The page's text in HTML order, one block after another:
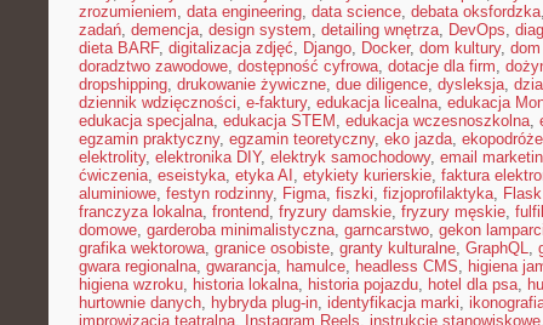
zrozumieniem, data engineering, data science, debata oksfordzka
zadań, demencja, design system, detailing wnętrza, DevOps,
dieta BARF, digitalizacja zdjęć, Django, Docker, dom kultury,
doradztwo zawodowe, dostępność cyfrowa, dotacje dla firm,
dropshipping, drukowanie żywiczne, due diligence, dysleksja,
dziennik wdzięczności, e-faktury, edukacja licealna, edukacja
edukacja specjalna, edukacja STEM , edukacja wczesnoszkolna,
egzamin praktyczny, egzamin teoretyczny, eko jazda, ekopodróże
elektrolity, elektronika DIY, elektryk samochodowy, email
ćwiczenia, eseistyka, etyka AI , etykiety kurierskie, faktura
aluminiowe, festyn rodzinny, Figma, fiszki, fizjoprofilaktyka, Flask
franczyza lokalna, frontend, fryzury damskie, fryzury męskie,
domowe, garderoba minimalistyczna, garncarstwo, gekon
grafika wektorowa, granice osobiste, granty kulturalne, GraphQL,
gwara regionalna, gwarancja, hamulce, headless CMS, higiena
higiena wzroku, historia lokalna, historia pojazdu, hotel dla psa,
hurtownie danych, hybryda plug-in, identyfikacja marki,
improwizacja teatralna, Instagram Reels, instrukcje stanowiskowe